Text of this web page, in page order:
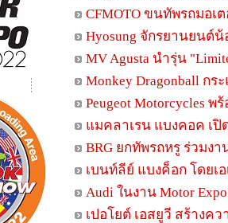
CFMOTO ขนทัพรถมอเ
Hyosung จักรยานยนต์น้
MV Agusta นำรุ่น
Monkey Dragonball ก
Peugeot Motorcycles พ
แมคลาเรน แบงคอค เ
BRG ยกทัพรถหรู ร่วมงา
เบนท์ลีย์ แบงค็อก โดยเ
Audi ในงาน Motor
เปอโยต์ เอสยูวี สร้างค